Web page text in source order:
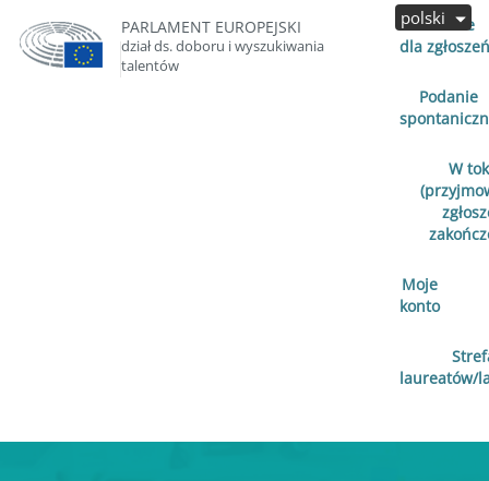
PARLAMENT EUROPEJSKI
dział ds. doboru i wyszukiwania
talentów
Otwarte
dla zgłoszeń
Podanie
W
Moje
konto
laureatów/
polski